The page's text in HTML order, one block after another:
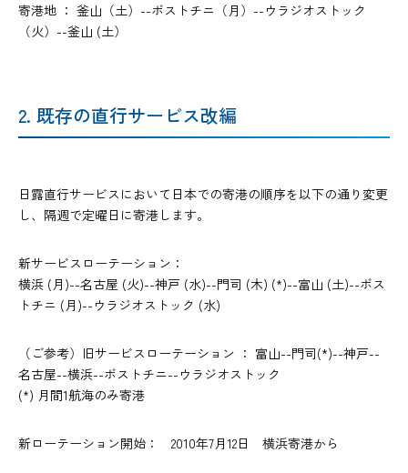
寄港地 ： 釜山（土）--ボストチニ（月）--ウラジオストック
（火）--釜山 (土）
2. 既存の直行サービス改編
日露直行サービスにおいて日本での寄港の順序を以下の通り変更
し、隔週で定曜日に寄港します。
新サービスローテーション：
横浜 (月)--名古屋 (火)--神戸 (水)--門司 (木) (*)--富山 (土)--ボス
トチニ (月)--ウラジオストック (水)
（ご参考）旧サービスローテーション ： 富山--門司(*)--神戸--
名古屋--横浜--ボストチニ--ウラジオストック
(*) 月間1航海のみ寄港
新ローテーション開始： 2010年7月12日 横浜寄港から